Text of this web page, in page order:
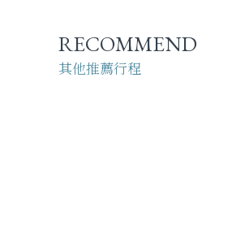
RECOMMEND
其他推薦行程